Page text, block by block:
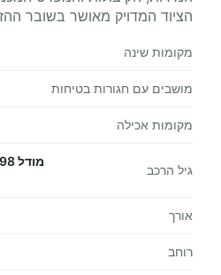
הציוד המדויק מאושר בשובר
מקומות שינה
מושבים עם חגורות בטיחות
מקומות אכילה
גיל הרכב
אורך
רוחב